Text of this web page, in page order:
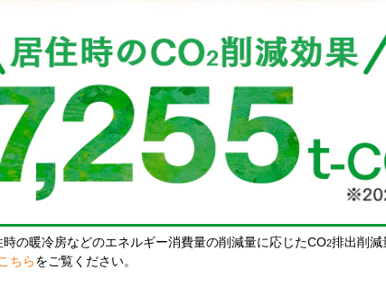
の暖冷房などのエネルギー消費量の削減量に応じたCO2排出削減
ちら をご覧ください。